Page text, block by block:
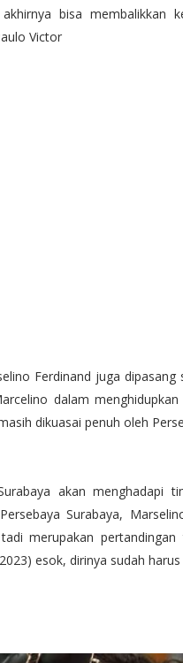
bisa
Victor
Ferdinand juga
dalam
dikuasai penuh oleh
akan menghadapi
Surabaya,
merupakan
esok, dirinya sudah